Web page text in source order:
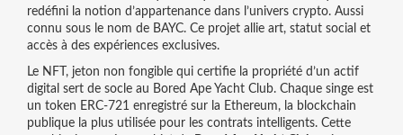
redéfini la notion d’appartenance dans l’univers crypto. Aussi
connu sous le nom de BAYC.Ce projet allie art, statut social et
accès à des expériences exclusives.
Le NFT , jeton non fongible qui certifie la propriété d’un actif
digital sert de socle au Bored Ape Yacht Club. Chaque singe est
un token ERC‑721 enregistré sur la Ethereum, la blockchain
publique la plus utilisée pour les contrats intelligents. Cette